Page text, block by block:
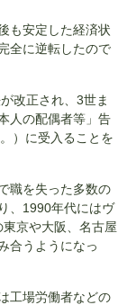
も安定した経済状
全に逆転したので
改正され、3世ま
人の配偶者等」告
）に受入ることを
職を失った多数の
、1990年代にはヴ
京や大阪、名古屋
合うようになっ
工場労働者などの